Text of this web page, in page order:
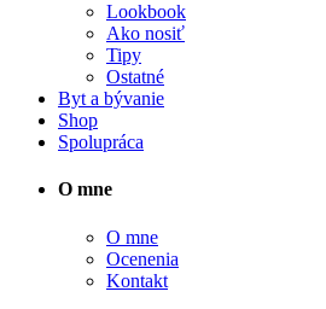
Lookbook
Ako nosiť
Tipy
Ostatné
Byt a bývanie
Shop
Spolupráca
O mne
O mne
Ocenenia
Kontakt